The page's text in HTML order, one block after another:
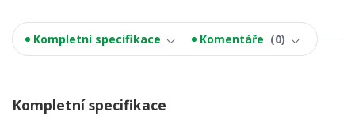
Kompletní specifikace Komentáře 0
Kompletní specifikace